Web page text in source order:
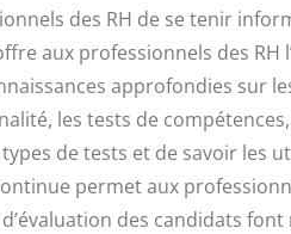
des RH de se tenir
aux professionnels des
approfondies sur
les tests de
de tests et de savoir les
permet aux
des candidats